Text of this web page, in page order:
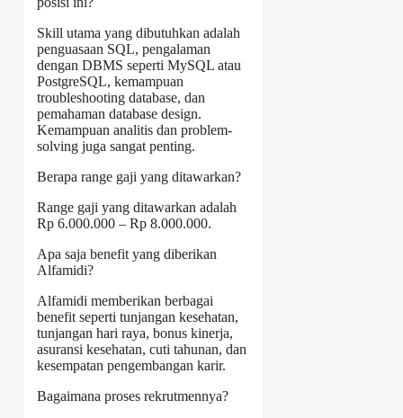
Skill utama yang dibutuhkan adalah
penguasaan SQL, pengalaman
dengan DBMS seperti MySQL atau
PostgreSQL, kemampuan
troubleshooting database, dan
pemahaman database design.
Kemampuan analitis dan problem-
solving juga sangat penting.
Berapa range gaji yang ditawarkan?
Range gaji yang ditawarkan adalah
Rp 6.000.000 – Rp 8.000.000.
Apa saja benefit yang diberikan
Alfamidi?
Alfamidi memberikan berbagai
benefit seperti tunjangan kesehatan,
tunjangan hari raya, bonus kinerja,
asuransi kesehatan, cuti tahunan, dan
kesempatan pengembangan karir.
Bagaimana proses rekrutmennya?